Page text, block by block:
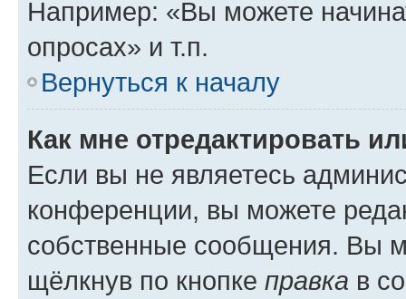
Например: «Вы можете
опросах» и т.п.
Вернуться к началу
Как мне отредактировать
Если вы не являетесь
конференции, вы можете
собственные сообщения. Вы
щёлкнув по кнопке правка в